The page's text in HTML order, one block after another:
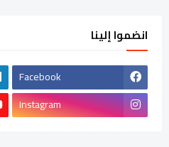
انضموا إلينا
Facebook
Instagram